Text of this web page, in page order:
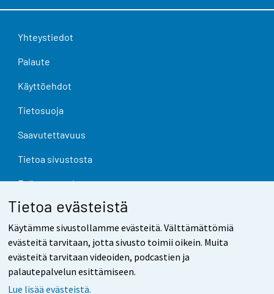
Tietoa evästeistä
Käytämme sivustollamme evästeitä. Välttämättömiä
evästeitä tarvitaan, jotta sivusto toimii oikein. Muita
evästeitä tarvitaan videoiden, podcastien ja
palautepalvelun esittämiseen.
Lue lisää evästeistä.
Yhteystiedot
Palaute
Käyttöehdot
Tietosuoja
Saavutettavuus
Tietoa sivustosta
Evästeasetukset